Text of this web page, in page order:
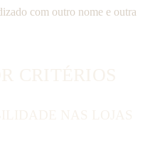
com outro nome e outra